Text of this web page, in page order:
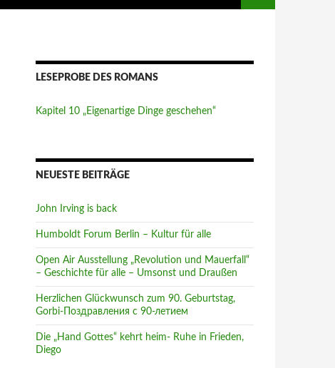
LESEPROBE DES ROMANS
Kapitel 10 „Eigenartige Dinge geschehen“
NEUESTE BEITRÄGE
John Irving is back
Humboldt Forum Berlin – Kultur für alle
Open Air Ausstellung „Revolution und Mauerfall“
– Geschichte für alle – Umsonst und Draußen
Herzlichen Glückwunsch zum 90. Geburtstag,
Gorbi-Поздравления с 90-летием
Die „Hand Gottes“ kehrt heim- Ruhe in Frieden,
Diego